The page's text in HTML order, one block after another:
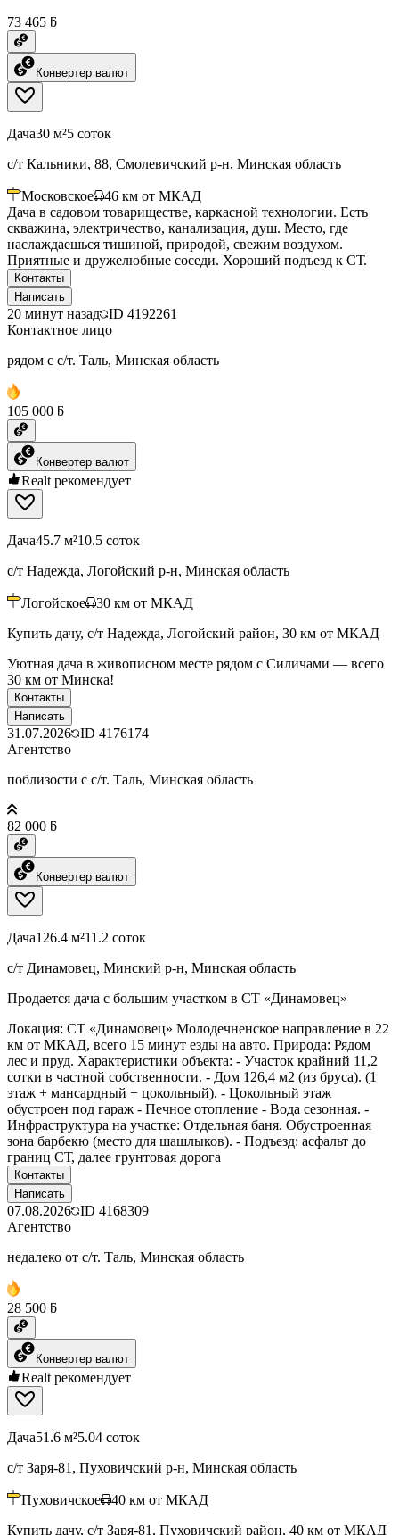
73 465 ƃ
Конвертер валют
Дача30 м²5 соток
с/т Кальники, 88, Смолевичский р-н, Минская область
Московское 46 км от МКАД
Дача в садовом товариществе, каркасной технологии. Есть
скважина, электричество, канализация, душ. Место, где
наслаждаешься тишиной, природой, свежим воздухом.
Приятные и дружелюбные соседи. Хороший подъезд к СТ.
Контакты
Написать
20 минут назад ID 4192261
Контактное лицо
рядом с с/т. Таль, Минская область
105 000 ƃ
Конвертер валют
Realt рекомендует
Дача45.7 м²10.5 соток
с/т Надежда, Логойский р-н, Минская область
Логойское 30 км от МКАД
Купить дачу, с/т Надежда, Логойский район, 30 км от МКАД
Уютная дача в живописном месте рядом с Силичами — всего
30 км от Минска!
Контакты
Написать
31.07.2026 ID 4176174
Агентство
поблизости с с/т. Таль, Минская область
82 000 ƃ
Конвертер валют
Дача126.4 м²11.2 соток
с/т Динамовец, Минский р-н, Минская область
Продается дача с большим участком в СТ «Динамовец»
Локация: СТ «Динамовец» Молодечненское направление в 22
км от МКАД, всего 15 минут езды на авто. Природа: Рядом
лес и пруд. Характеристики объекта: - Участок крайний 11,2
сотки в частной собственности. - Дом 126,4 м2 (из бруса). (1
этаж + мансардный + цокольный). - Цокольный этаж
обустроен под гараж - Печное отопление - Вода сезонная. -
Инфраструктура на участке: Отдельная баня. Обустроенная
зона барбекю (место для шашлыков). - Подъезд: асфальт до
границ СТ, далее грунтовая дорога
Контакты
Написать
07.08.2026 ID 4168309
Агентство
недалеко от с/т. Таль, Минская область
28 500 ƃ
Конвертер валют
Realt рекомендует
Дача51.6 м²5.04 соток
с/т Заря-81, Пуховичский р-н, Минская область
Пуховичское 40 км от МКАД
Купить дачу, с/т Заря-81, Пуховичский район, 40 км от МКАД